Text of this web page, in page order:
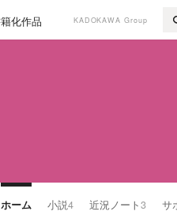
化作品 KADOKAWA Group
ホーム 小説4 近況ノート3 サ